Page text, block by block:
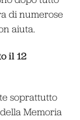
di numerose
aiuta.
il 12
soprattutto
Memoria